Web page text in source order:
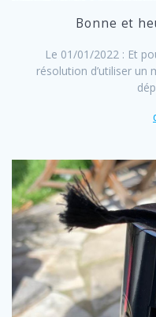
Bonne et
Le 01/01/2022 : Et
résolution d’utiliser un